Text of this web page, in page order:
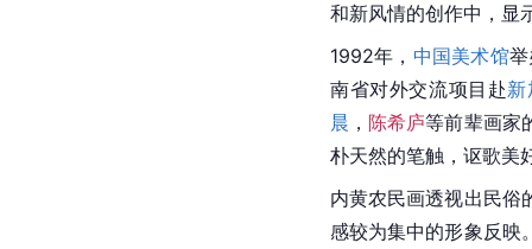
和新风情的创作中，显
1992年， 中国美术馆
南省对外交流项目赴新
晨 ， 陈希庐等前辈画家
朴天然的笔触，讴歌美
内黄农民画透视出民俗
感较为集中的形象反映